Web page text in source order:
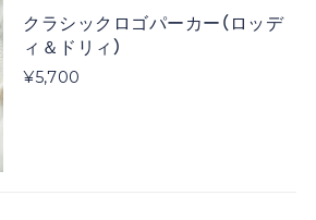
クラシックロゴパーカー（ロッデ
ィ＆ドリィ）
¥5,700